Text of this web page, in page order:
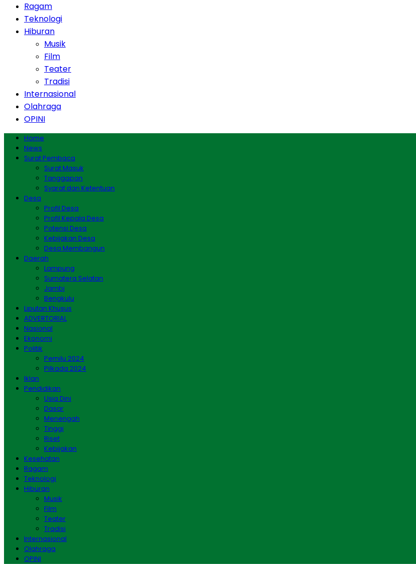
Ragam
Teknologi
Hiburan
Musik
Film
Teater
Tradisi
Internasional
Olahraga
OPINI
Home
News
Surat Pembaca
Surat Masuk
Tanggapan
Syarat dan Ketentuan
Desa
Profil Desa
Profil Kepala Desa
Potensi Desa
Kebijakan Desa
Desa Membangun
Daerah
Lampung
Sumatera Selatan
Jambi
Bengkulu
Liputan Khusus
ADVERTORIAL
Nasional
Ekonomi
Politik
Pemilu 2024
Pilkada 2024
Iklan
Pendidikan
Usia Dini
Dasar
Menengah
Tinggi
Riset
Kebijakan
Kesehatan
Ragam
Teknologi
Hiburan
Musik
Film
Teater
Tradisi
Internasional
Olahraga
OPINI